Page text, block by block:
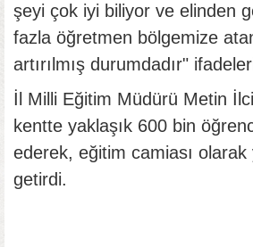
şeyi çok iyi biliyor ve elinden
fazla öğretmen bölgemize
artırılmış durumdadır"
İl Milli Eğitim Müdürü Metin
kentte yaklaşık 600 bin
ederek, eğitim camiası olarak
getirdi.